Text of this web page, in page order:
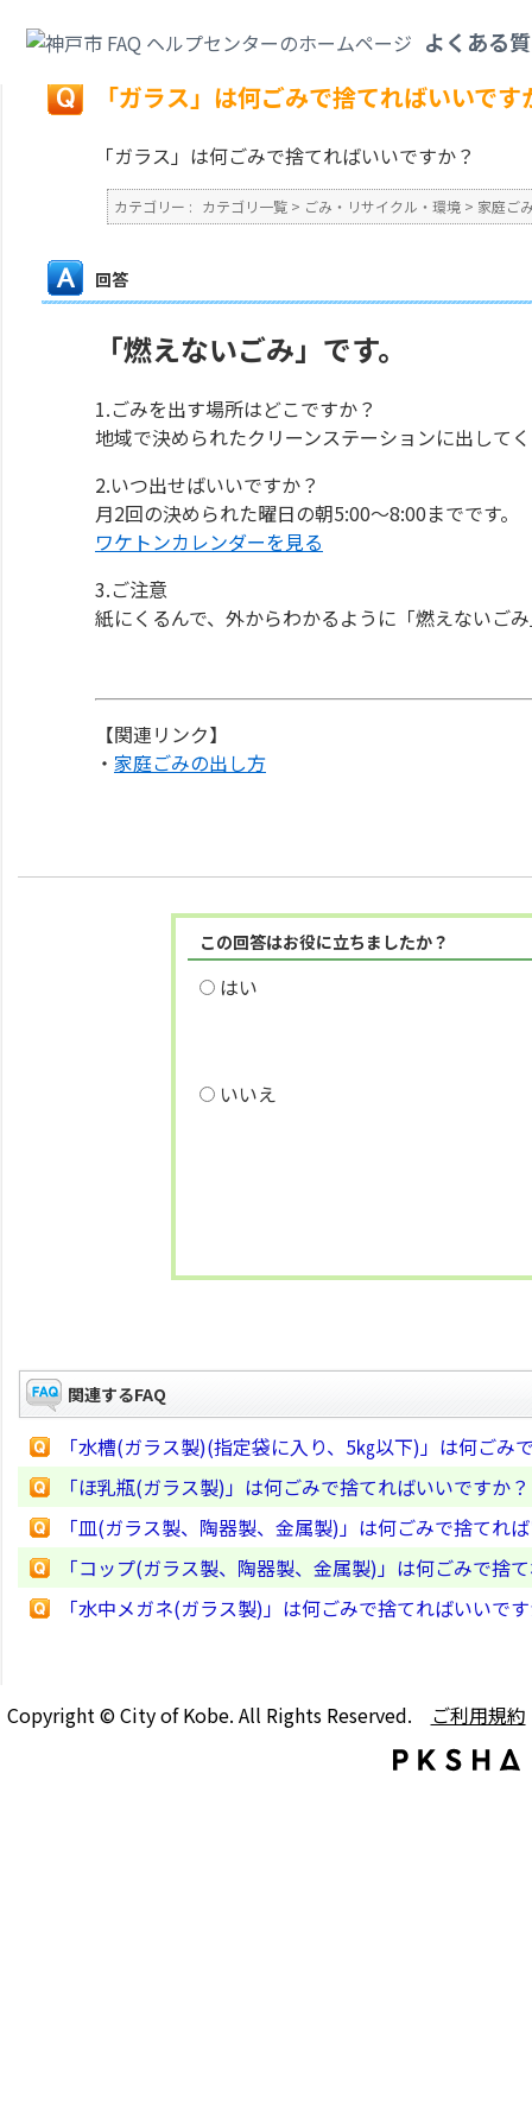
よくある
戻る
「ガラス」は何ごみで捨てればいいです
「ガラス」は何ごみで捨てればいいですか？
カテゴリー : カテゴリ一覧 > ごみ・リサイクル・環境 > 家庭ご
回答
「燃えないごみ」です。
1.ごみを出す場所はどこですか？
地域で決められたクリーンステーションに出して
2.いつ出せばいいですか？
月2回の決められた曜日の朝5:00～8:00までです。
ワケトンカレンダーを見る
3.ご注意
紙にくるんで、外からわかるように「燃えないご
【関連リンク】
・ 家庭ごみの出し方
この回答はお役に立ちましたか？
はい
いいえ
関連するFAQ
「水槽(ガラス製)(指定袋に入り、5㎏以下)」は何ごみ
「ほ乳瓶(ガラス製)」は何ごみで捨てればいいですか？
「皿(ガラス製、陶器製、金属製)」は何ごみで捨てれ
「コップ(ガラス製、陶器製、金属製)」は何ごみで捨
「水中メガネ(ガラス製)」は何ごみで捨てればいいで
Copyright © City of Kobe. All Rights Reserved. ご利用規約